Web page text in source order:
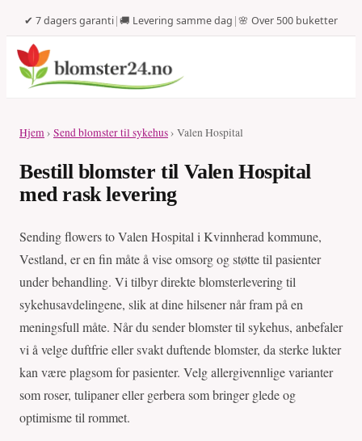
✔ 7 dagers garanti|🚚 Levering samme dag |🌸 Over 500 buketter
Hjem› Send blomster til sykehus› Valen Hospital
Bestill blomster til Valen Hospital
med rask levering
Sending flowers to Valen Hospital i Kvinnherad kommune,
Vestland, er en fin måte å vise omsorg og støtte til pasienter
under behandling. Vi tilbyr direkte blomsterlevering til
sykehusavdelingene, slik at dine hilsener når fram på en
meningsfull måte. Når du sender blomster til sykehus, anbefaler
vi å velge duftfrie eller svakt duftende blomster, da sterke lukter
kan være plagsom for pasienter. Velg allergivennlige varianter
som roser, tulipaner eller gerbera som bringer glede og
optimisme til rommet.